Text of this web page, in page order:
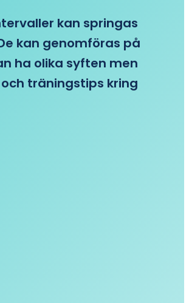
kan springas
kan genomföras på
ha olika syften men
träningstips kring